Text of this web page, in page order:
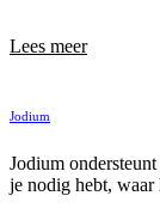
Lees meer
Jodium
Jodium
je nodig hebt,